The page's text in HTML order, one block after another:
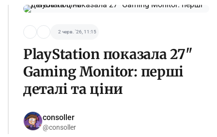
2 черв. '26, 11:15
PlayStation показала 27"
Gaming Monitor: перші
деталі та ціни
consoller
@consoller